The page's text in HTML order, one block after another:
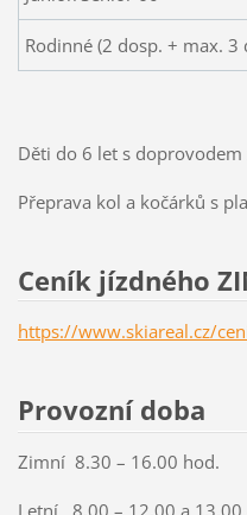
Rodinné (2 dosp. + max. 3
Děti do 6 let s doprovodem
Přeprava kol a kočárků s
Ceník jízdného
https://www.skiareal.cz/
Provozní doba
Zimní 8.30 – 16.00 hod.